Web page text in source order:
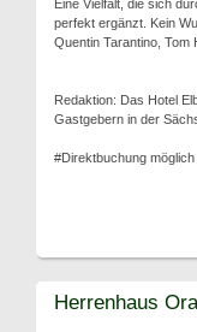
Eine Vielfalt, die sich
perfekt ergänzt. Kein
Quentin Tarantino, Tom
Redaktion: Das Hotel
Gastgebern in der
#Direktbuchung möglich
Herrenhaus